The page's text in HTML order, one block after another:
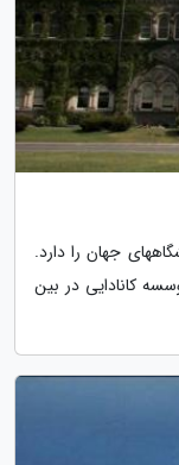
جهان را دارد.
رتبه بندی های مراجع معتبر، 30 موسسه کانادایی در بین